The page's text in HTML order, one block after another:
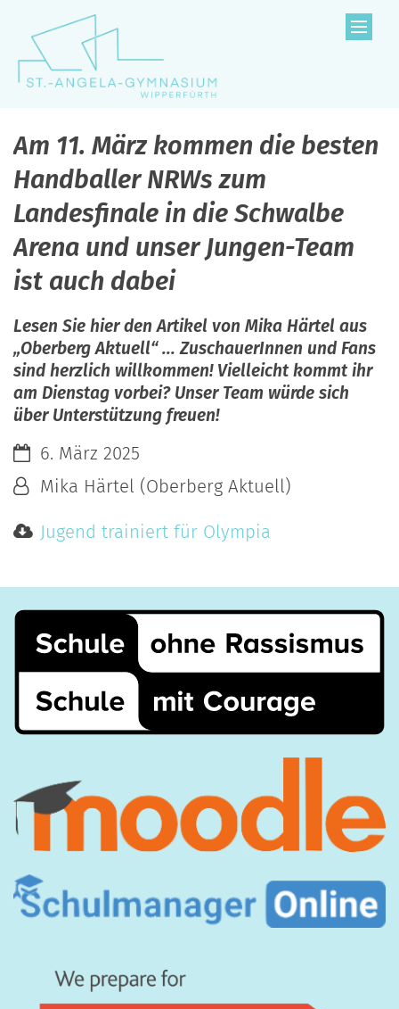
Zum Inhalt springen
Am 11. März kommen die besten
Handballer NRWs zum
Landesfinale in die Schwalbe
Arena und unser Jungen-Team
ist auch dabei
Lesen Sie hier den Artikel von Mika Härtel aus
„Oberberg Aktuell“ ... ZuschauerInnen und Fans
sind herzlich willkommen! Vielleicht kommt ihr
am Dienstag vorbei? Unser Team würde sich
über Unterstützung freuen!
Datum:6. März 2025
Von:Mika Härtel (Oberberg Aktuell)
Jugend trainiert für Olympia